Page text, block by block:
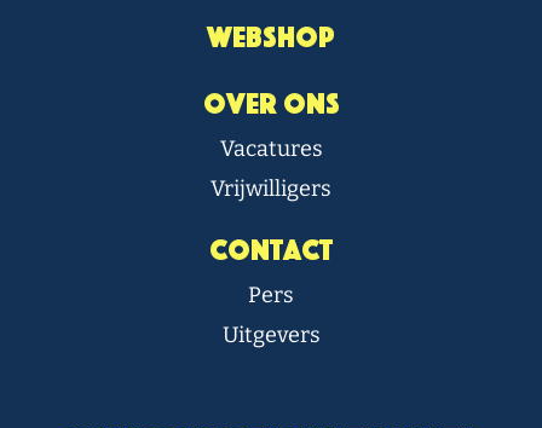
Webshop
Over Ons
Vacatures
Vrijwilligers
Contact
Pers
Uitgevers